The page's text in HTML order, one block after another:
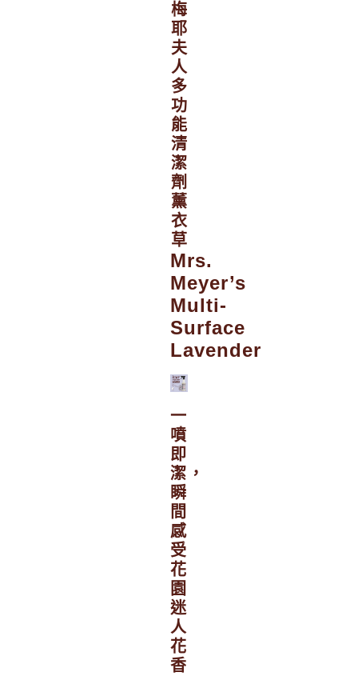
梅
耶
夫
人
多
功
能
清
潔
劑
薰
衣
草
Mrs.
Meyer’s
Multi-
Surface
Lavender
一
噴
即
潔，
瞬
間
感
受
花
園
迷
人
花
香